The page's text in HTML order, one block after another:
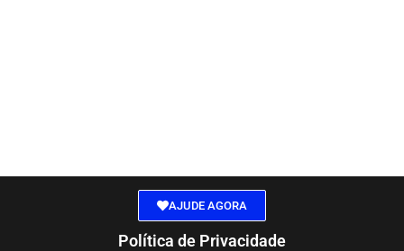
AJUDE AGORA
Política de Privacidade